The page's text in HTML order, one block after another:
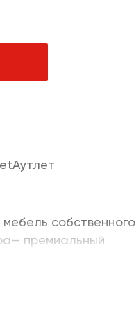
собственного
премиальный